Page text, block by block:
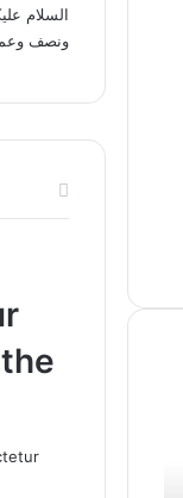
السلام
ونصف